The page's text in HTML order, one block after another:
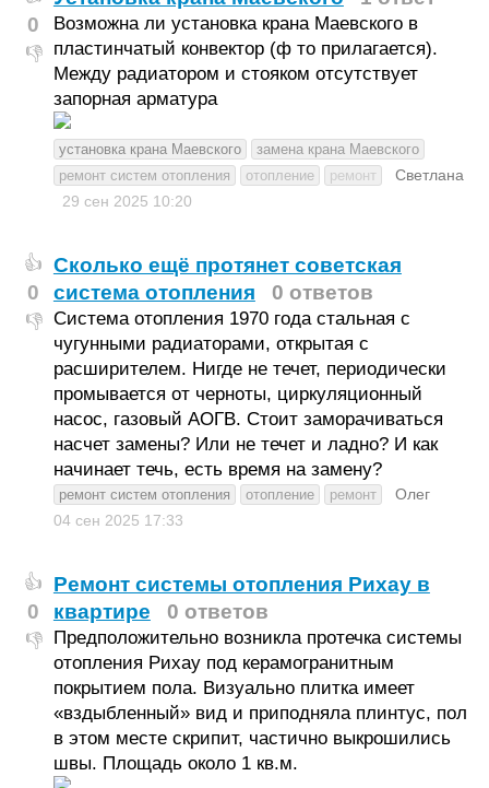
0
👎
Возможна ли установка крана Маевского в
пластинчатый конвектор (ф то прилагается).
Между радиатором и стояком отсутствует
запорная арматура
установка крана Маевского
замена крана Маевского
ремонт систем отопления
отопление ремонт
Светлана
29 сен 2025 10:20
👍
0
👎
Сколько ещё протянет советская
система отопления
0 ответов
Система отопления 1970 года стальная с
чугунными радиаторами, открытая с
расширителем. Нигде не течет, периодически
промывается от черноты, циркуляционный
насос, газовый АОГВ. Стоит заморачиваться
насчет замены? Или не течет и ладно? И как
начинает течь, есть время на замену?
ремонт систем отопления отопление ремонт
Олег
04 сен 2025 17:33
👍
0
👎
Ремонт системы отопления Рихау в
квартире
0 ответов
Предположительно возникла протечка системы
отопления Рихау под керамогранитным
покрытием пола. Визуально плитка имеет
«вздыбленный» вид и приподняла плинтус, пол
в этом месте скрипит, частично выкрошились
швы. Площадь около 1 кв.м.